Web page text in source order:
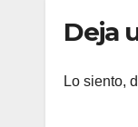
Deja
Lo siento,